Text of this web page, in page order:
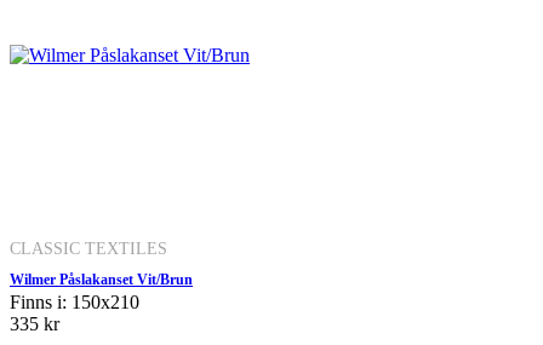
CLASSIC TEXTILES
Wilmer Påslakanset Vit/Brun
Finns i: 150x210
335 kr